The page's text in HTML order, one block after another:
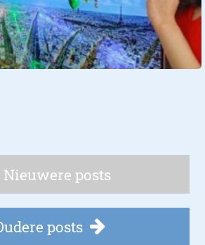
Nieuwere posts
posts